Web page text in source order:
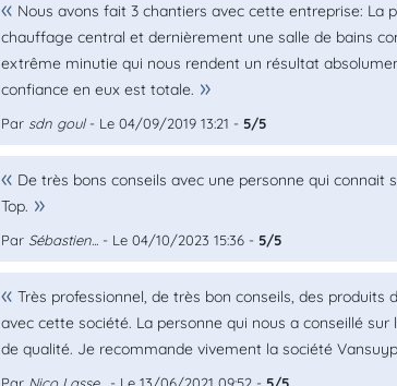
Nous avons fait 3 chantiers avec cette entreprise: La
chauffage central et dernièrement une salle de bains
extrême minutie qui nous rendent un résultat
confiance en eux est totale.
Par sdn goul- Le 04/09/2019 13:21 - 5/5
De très bons conseils avec une personne qui connait
Top.
Par Sébastien... - Le 04/10/2023 15:36 - 5/5
Très professionnel, de très bon conseils, des
avec cette société. La personne qui nous a conseillé
de qualité. Je recommande vivement la société